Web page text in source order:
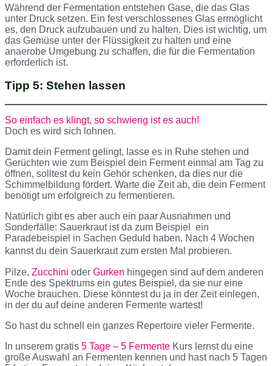
Während der Fermentation entstehen Gase, die das Glas
unter Druck setzen. Ein fest verschlossenes Glas ermöglicht
es, den Druck aufzubauen und zu halten. Dies ist wichtig, um
das Gemüse unter der Flüssigkeit zu halten und eine
anaerobe Umgebung zu schaffen, die für die Fermentation
erforderlich ist.
Tipp 5: Stehen lassen
So einfach es klingt, so schwierig ist es auch!
Doch es wird sich lohnen.
Damit dein Ferment gelingt, lasse es in Ruhe stehen und
Gerüchten wie zum Beispiel dein Ferment einmal am Tag zu
öffnen, solltest du kein Gehör schenken, da dies nur die
Schimmelbildung fördert. Warte die Zeit ab, die dein Ferment
benötigt um erfolgreich zu fermentieren.
Natürlich gibt es aber auch ein paar Ausnahmen und
Sonderfälle: Sauerkraut ist da zum Beispiel ein
Paradebeispiel in Sachen Geduld haben. Nach 4 Wochen
kannst du dein Sauerkraut zum ersten Mal probieren.
Pilze, Zucchini oder Gurken hingegen sind auf dem anderen
Ende des Spektrums ein gutes Beispiel, da sie nur eine
Woche brauchen. Diese könntest du ja in der Zeit einlegen,
in der du auf deine anderen Fermente wartest!
So hast du schnell ein ganzes Repertoire vieler Fermente.
In unserem gratis 5 Tage – 5 Fermente Kurs lernst du eine
große Auswahl an Fermenten kennen und hast nach 5 Tagen